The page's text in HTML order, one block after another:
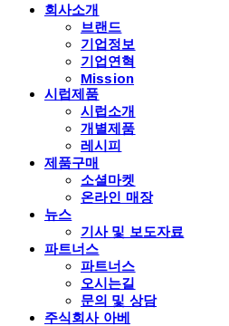
회사소개
브랜드
기업정보
기업연혁
Mission
시럽제품
시럽소개
개별제품
레시피
제품구매
소셜마켓
온라인 매장
뉴스
기사 및 보도자료
파트너스
파트너스
오시는길
문의 및 상담
주식회사 아베